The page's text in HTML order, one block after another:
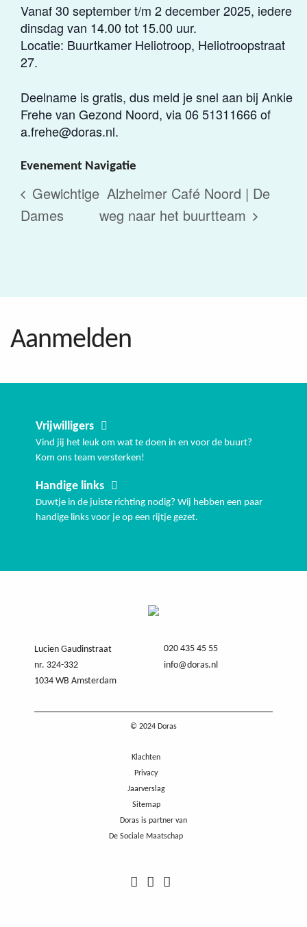
Vanaf 30 september t/m 2 december 2025, iedere
dinsdag van 14.00 tot 15.00 uur.
Locatie: Buurtkamer Heliotroop, Heliotroopstraat
27.
Deelname is gratis, dus meld je snel aan bij Ankie
Frehe van Gezond Noord, via 06 51311666 of
a.frehe@doras.nl.
Evenement Navigatie
Gewichtige
Dames
Alzheimer Café Noord | De
weg naar het buurtteam
Aanmelden
Vrijwilligers
Vind jij het leuk om wat te doen in en voor de buurt?
Kom ons team versterken!
Handige links
Duwtje in de juiste richting nodig? Wij hebben een paar
handige links voor je op een rijtje gezet.
Lucien Gaudinstraat
nr. 324-332
1034 WB Amsterdam
020 435 45 55
info@doras.nl
© 2024 Doras
Klachten
Privacy
Jaarverslag
Sitemap
Doras is partner van
De Sociale Maatschap